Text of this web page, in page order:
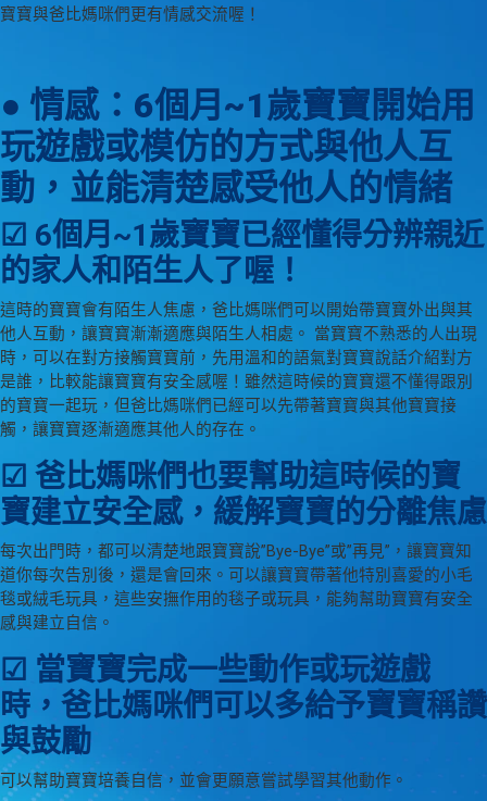
寶寶與爸比媽咪們更有情感交流喔！
● 情感：6個月~1歲寶寶開始用
玩遊戲或模仿的方式與他人互
動，並能清楚感受他人的情緒
☑ 6個月~1歲寶寶已經懂得分辨親近
的家人和陌生人了喔！
這時的寶寶會有陌生人焦慮，爸比媽咪們可以開始帶寶寶外出與其
他人互動，讓寶寶漸漸適應與陌生人相處。 當寶寶不熟悉的人出現
時，可以在對方接觸寶寶前，先用溫和的語氣對寶寶說話介紹對方
是誰，比較能讓寶寶有安全感喔！雖然這時候的寶寶還不懂得跟別
的寶寶一起玩，但爸比媽咪們已經可以先帶著寶寶與其他寶寶接
觸，讓寶寶逐漸適應其他人的存在。
☑ 爸比媽咪們也要幫助這時候的寶
寶建立安全感，緩解寶寶的分離焦慮
每次出門時，都可以清楚地跟寶寶說”Bye-Bye”或”再見”，讓寶寶知
道你每次告別後，還是會回來。可以讓寶寶帶著他特別喜愛的小毛
毯或絨毛玩具，這些安撫作用的毯子或玩具，能夠幫助寶寶有安全
感與建立自信。
☑ 當寶寶完成一些動作或玩遊戲
時，爸比媽咪們可以多給予寶寶稱讚
與鼓勵
可以幫助寶寶培養自信，並會更願意嘗試學習其他動作。